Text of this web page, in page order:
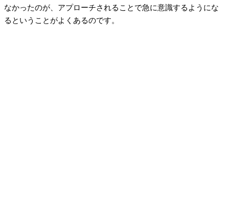
なかったのが、アプローチされることで急に意識するようにな
るということがよくあるのです。